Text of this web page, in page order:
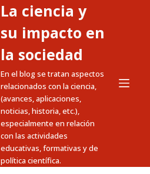
La ciencia y
su impacto en
la sociedad
En el blog se tratan aspectos
relacionados con la ciencia,
(avances, aplicaciones,
noticias, historia, etc.),
especialmente en relación
con las actividades
educativas, formativas y de
política científica.